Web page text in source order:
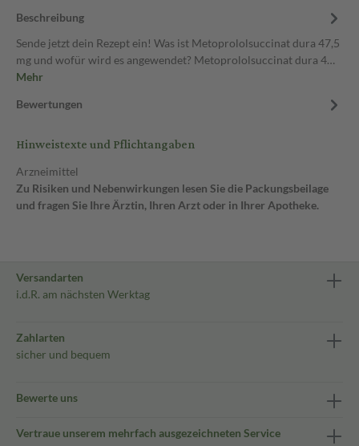
Beschreibung
Sende jetzt dein Rezept ein! Was ist Metoprololsuccinat dura 47,5
mg und wofür wird es angewendet? Metoprololsuccinat dura 4…
Mehr
Bewertungen
Hinweistexte und Pflichtangaben
Arzneimittel
Zu Risiken und Nebenwirkungen lesen Sie die Packungsbeilage
und fragen Sie Ihre Ärztin, Ihren Arzt oder in Ihrer Apotheke.
Versandarten
i.d.R. am nächsten Werktag
Zahlarten
sicher und bequem
Bewerte uns
Vertraue unserem mehrfach ausgezeichneten Service